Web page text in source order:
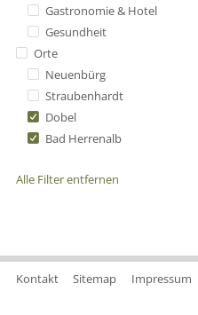
Gastronomie & Hotel
Gesundheit
Orte
Neuenbürg
Straubenhardt
Dobel
Bad Herrenalb
Alle Filter entfernen
Kontakt Sitemap Impressum